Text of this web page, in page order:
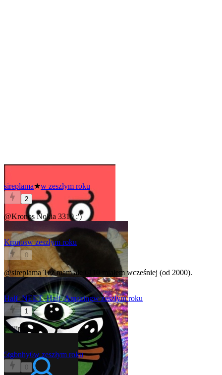
sireplama★w zeszłym roku
2
@KronosNokia 3310 :')
Kronosw zeszłym roku
0
@sireplama Też mam ale 6110 miałem wcześniej (od 2000).
Half_NEET_Half_Amazingw zeszłym roku
1
philips
5tgbnhy6w zeszłym roku
0